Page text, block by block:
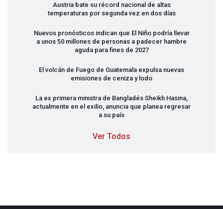
Austria bate su récord nacional de altas
temperaturas por segunda vez en dos días
Nuevos pronósticos indican que El Niño podría llevar
a unos 50 millones de personas a padecer hambre
aguda para fines de 2027
El volcán de Fuego de Guatemala expulsa nuevas
emisiones de ceniza y lodo
La ex primera ministra de Bangladés Sheikh Hasina,
actualmente en el exilio, anuncia que planea regresar
a su país
Ver Todos